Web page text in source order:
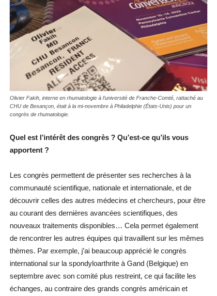
Olivier Fakih, interne en rhumatologie à l’université de Franche-Comté, rattaché au
CHU de Besançon, était à la mi-novembre à Philadelphie (États-Unis) pour un
congrès de rhumatologie.
Quel est l’intérêt des congrès ? Qu’est-ce qu’ils vous
apportent ?
Les congrès permettent de présenter ses recherches à la
communauté scientifique, nationale et internationale, et de
découvrir celles des autres médecins et chercheurs, pour être
au courant des dernières avancées scientifiques, des
nouveaux traitements disponibles… Cela permet également
de rencontrer les autres équipes qui travaillent sur les mêmes
thèmes. Par exemple, j’ai beaucoup apprécié le congrès
international sur la spondyloarthrite à Gand (Belgique) en
septembre avec son comité plus restreint, ce qui facilite les
échanges, au contraire des grands congrès américain et